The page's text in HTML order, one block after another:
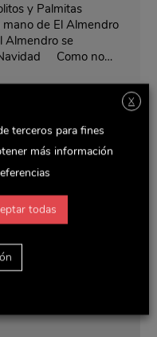
y Palmitas
de El Almendro
Almendro se
Como no…
X
terceros para fines
más información
todas